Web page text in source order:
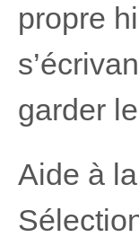
propre
garder
Aide à